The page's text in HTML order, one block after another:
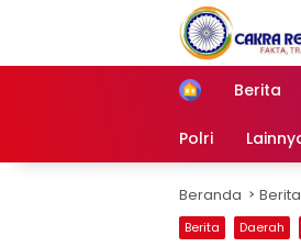
Berita
Polri
Beranda Berita
Berita Daerah